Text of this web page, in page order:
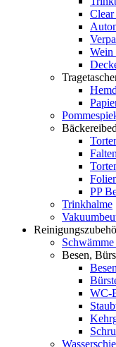
Wein
PP
Trinkhalme
Besen,
Besen
WC-